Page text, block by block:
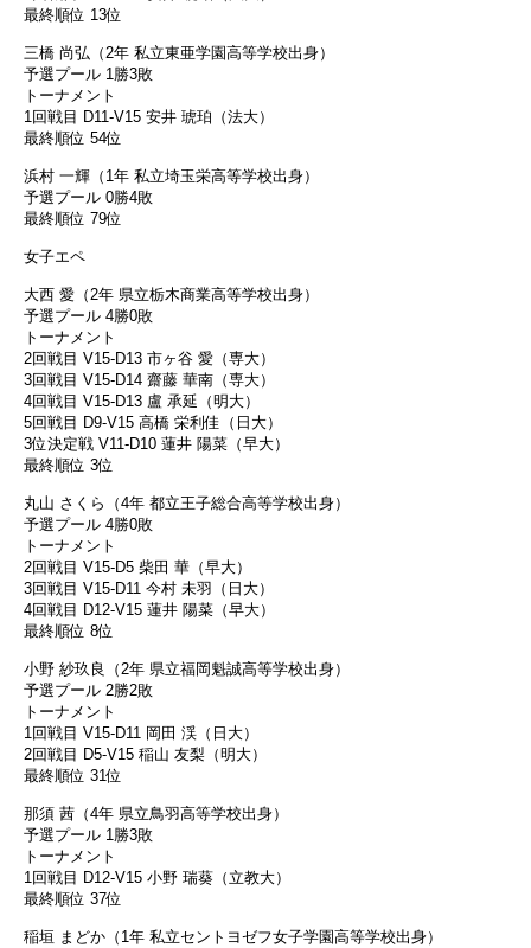
最終順位 13位
三橋 尚弘（2年 私立東亜学園高等学校出身）
予選プール 1勝3敗
トーナメント
1回戦目 D11-V15 安井 琥珀（法大）
最終順位 54位
浜村 一輝（1年 私立埼玉栄高等学校出身）
予選プール 0勝4敗
最終順位 79位
女子エペ
大西 愛（2年 県立栃木商業高等学校出身）
予選プール 4勝0敗
トーナメント
2回戦目 V15-D13 市ヶ谷 愛（専大）
3回戦目 V15-D14 齋藤 華南（専大）
4回戦目 V15-D13 盧 承延（明大）
5回戦目 D9-V15 高橋 栄利佳（日大）
3位決定戦 V11-D10 蓮井 陽菜（早大）
最終順位 3位
丸山 さくら（4年 都立王子総合高等学校出身）
予選プール 4勝0敗
トーナメント
2回戦目 V15-D5 柴田 華（早大）
3回戦目 V15-D11 今村 未羽（日大）
4回戦目 D12-V15 蓮井 陽菜（早大）
最終順位 8位
小野 紗玖良（2年 県立福岡魁誠高等学校出身）
予選プール 2勝2敗
トーナメント
1回戦目 V15-D11 岡田 渓（日大）
2回戦目 D5-V15 稲山 友梨（明大）
最終順位 31位
那須 茜（4年 県立鳥羽高等学校出身）
予選プール 1勝3敗
トーナメント
1回戦目 D12-V15 小野 瑞葵（立教大）
最終順位 37位
稲垣 まどか（1年 私立セントヨゼフ女子学園高等学校出身）